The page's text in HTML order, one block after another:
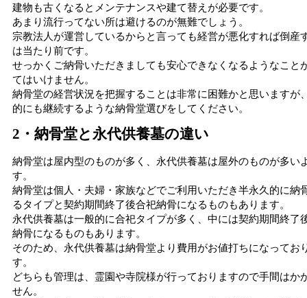
建物も古くなるとメンテナンスや建て替えが必要です。
あまり流行ってない所は避けるのが無難でしょう。
宗教法人が運営しているからと言っても経営が悪化すれば倒産
は当たり前です。
せっかくご納骨いただきましても安心できなくなるようなこと
てはいけません。
納骨堂の経営状況を把握することは非常に困難かと思いますが
的にも継続するような納骨堂選びをしてください。
2・納骨堂と永代供養墓の違い
納骨堂は屋内型のものが多く、永代供養墓は屋外のものが多い
す。
納骨堂は個人・夫婦・家族などでご利用いただき半永久的に納
るタイプと契約期間終了後合祀納骨になるものもあります。
永代供養墓は一般的に合祀タイプが多く、中には契約期間終了
納骨になるものもあります。
そのため、永代供養墓は納骨堂より費用がお値打ちになってお
す。
どちらも管理は、霊園や寺院様が行っておりますので手間はか
せん。